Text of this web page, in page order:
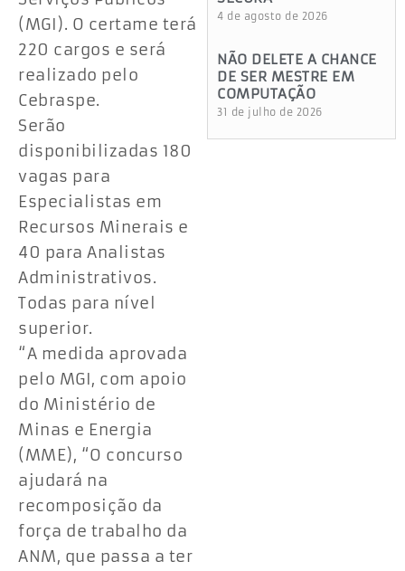
(MGI). O certame terá
220 cargos e será
realizado pelo
Cebraspe.
Serão
disponibilizadas 180
vagas para
Especialistas em
Recursos Minerais e
40 para Analistas
Administrativos.
Todas para nível
superior.
“A medida aprovada
pelo MGI, com apoio
do Ministério de
Minas e Energia
(MME), “O concurso
ajudará na
recomposição da
força de trabalho da
ANM, que passa a ter
4 de agosto de 2026
NÃO DELETE A CHANCE
DE SER MESTRE EM
COMPUTAÇÃO
31 de julho de 2026